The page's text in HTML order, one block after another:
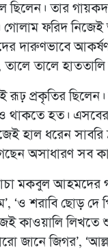
তার গায়কদল
গোলাম ফরিদ
দারুণভাবে
তালে হাততালি
রূঢ় প্রকৃতির
থাকতে হত।
হাল ধরেন
অসাধারণ সব
মকবুল আহমদের
‘ও শরাবি ছোড় দে
কাওয়ালি
জানে জিগর’,